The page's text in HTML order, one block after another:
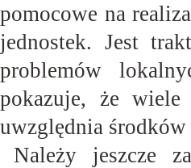
pomocowe na
jednostek. Jest
problemów
pokazuje, że
uwzględnia
Należy jeszcze